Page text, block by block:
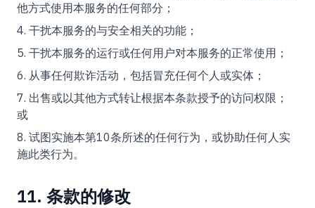
他方式使用本服务的任何部分；
干扰本服务的与安全相关的功能；
干扰本服务的运行或任何用户对本服务的正常使用；
从事任何欺诈活动，包括冒充任何个人或实体；
出售或以其他方式转让根据本条款授予的访问权限；
或
试图实施本第10条所述的任何行为，或协助任何人实
施此类行为。
11. 条款的修改